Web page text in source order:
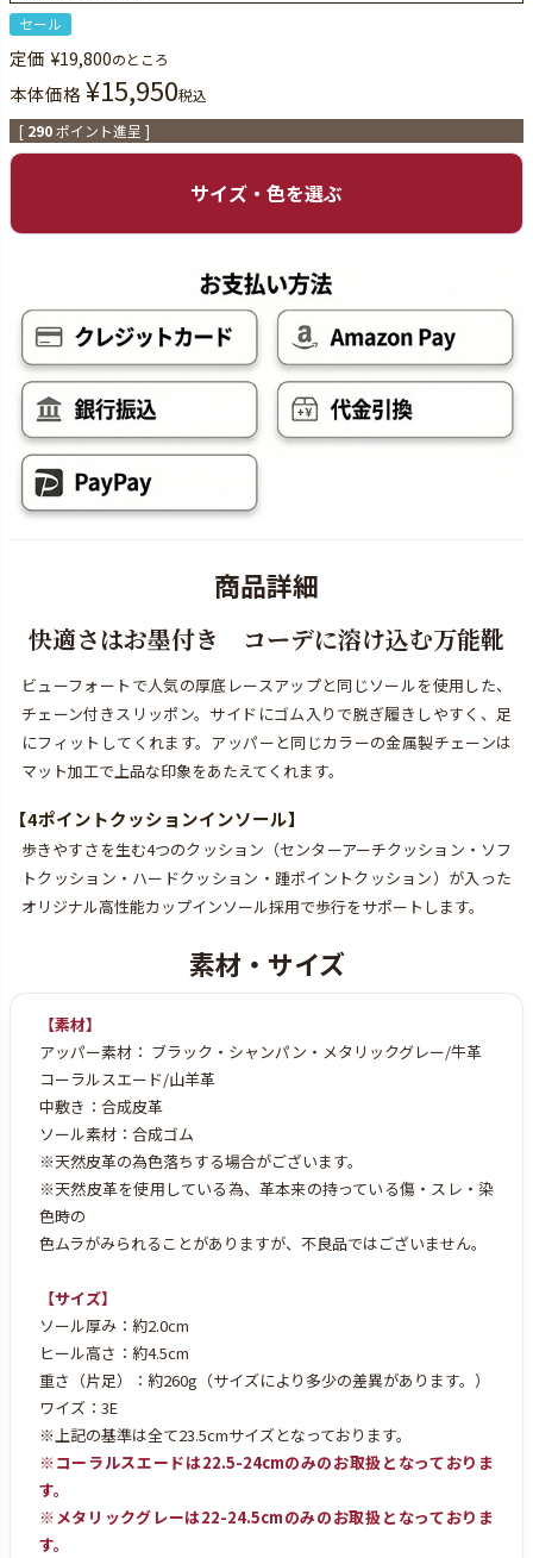
セール
定価 ¥19,800のところ
本体価格¥15,950税込
[ 290ポイント進呈 ]
サイズ・色を選ぶ
快適さはお墨付き コーデに溶け込む万能靴
ビューフォートで人気の厚底レースアップと同じソールを使用した、
チェーン付きスリッポン。サイドにゴム入りで脱ぎ履きしやすく、足
にフィットしてくれます。アッパーと同じカラーの金属製チェーンは
マット加工で上品な印象をあたえてくれます。
【4ポイントクッションインソール】
歩きやすさを生む4つのクッション（センターアーチクッション・ソフ
トクッション・ハードクッション・踵ポイントクッション）が入った
オリジナル高性能カップインソール採用で歩行をサポートします。
【素材】
アッパー素材： ブラック・シャンパン・メタリックグレー/牛革
コーラルスエード/山羊革
中敷き：合成皮革
ソール素材：合成ゴム
※天然皮革の為色落ちする場合がございます。
※天然皮革を使用している為、革本来の持っている傷・スレ・染
色時の
色ムラがみられることがありますが、不良品ではございません。
【サイズ】
ソール厚み：約2.0cm
ヒール高さ：約4.5cm
重さ（片足）：約260g（サイズにより多少の差異があります。）
ワイズ：3E
※上記の基準は全て23.5cmサイズとなっております。
※コーラルスエードは22.5-24cmのみのお取扱となっておりま
す。
※メタリックグレーは22-24.5cmのみのお取扱となっておりま
す。